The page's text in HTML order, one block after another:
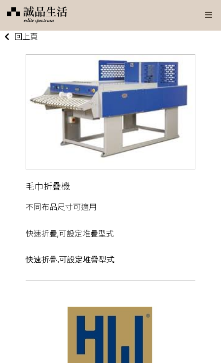
回上頁
毛巾折疊機
不同布品尺寸可適用
快速折疊,可設定堆疊型式
快速折疊,可設定堆疊型式